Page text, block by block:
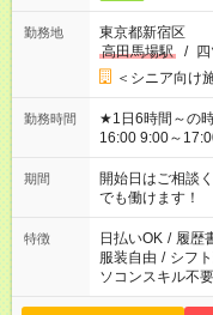
勤務地
東京都新宿区
高田馬場駅
/
＜シニア向け
勤務時間
★1日6時間～の時短シフトOK ★ス
16:00 9:00～17:00
場合、他のお仕
ん ※法令に基づ
となります ※労
短時間・短期間
期間
開始日はご相
でも働けます！
特徴 日払いOK / 履歴
服装自由 / シフ
ソコンスキル不要